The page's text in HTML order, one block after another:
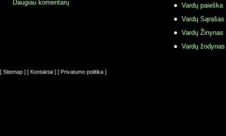
Daugiau komentarų
Vardų paieška
Vardų Sąrašas
Vardų Žinynas
Vardų
[ Sitemap ] [ Kontaktai ] [ Privatumo politika ]